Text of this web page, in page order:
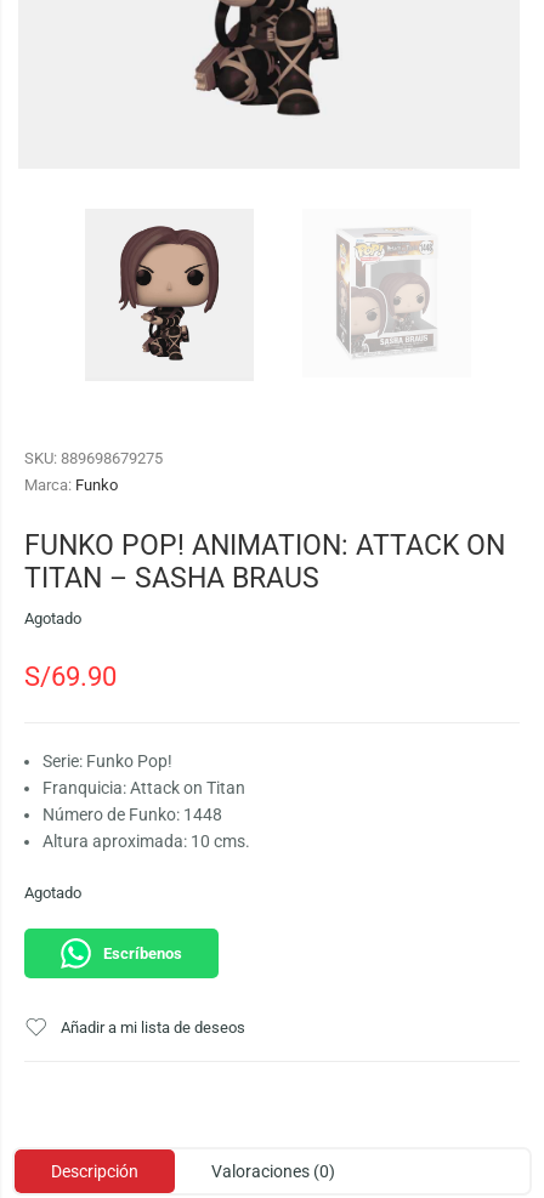
SKU: 889698679275
Marca: Funko
FUNKO POP! ANIMATION: ATTACK ON
TITAN – SASHA BRAUS
Agotado
S/69.90
Serie: Funko Pop!
Franquicia: Attack on Titan
Número de Funko: 1448
Altura aproximada: 10 cms.
Agotado
Escríbenos
Añadir a mi lista de deseos
Descripción Valoraciones (0)